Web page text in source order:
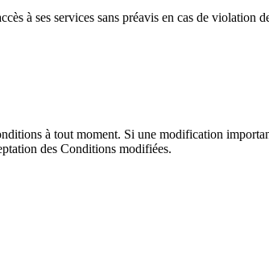
à ses services sans préavis en cas de violation
à tout moment. Si une modification
des Conditions modifiées.